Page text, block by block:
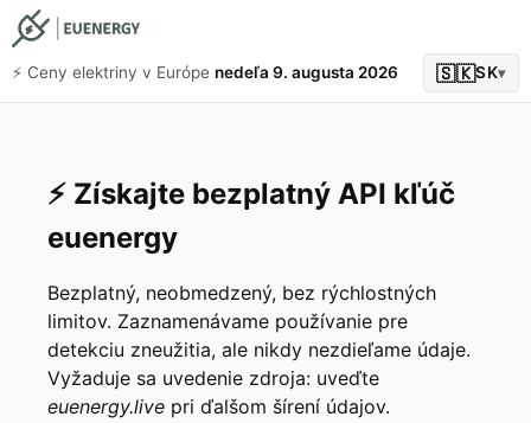
⚡️ Ceny elektriny v Európe nedeľa 9. augusta 2026 🇸🇰SK▾
⚡️ Získajte bezplatný API kľúč
euenergy
Bezplatný, neobmedzený, bez rýchlostných
limitov. Zaznamenávame používanie pre
detekciu zneužitia, ale nikdy nezdieľame údaje.
Vyžaduje sa uvedenie zdroja: uveďte
euenergy.live pri ďalšom šírení údajov.